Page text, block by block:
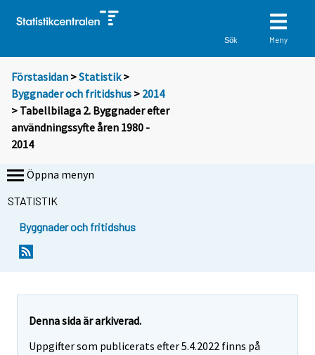
Sök Meny
Förstasidan >Statistik >
Byggnader och fritidshus > 2014
> Tabellbilaga 2. Byggnader efter
användningssyfte åren 1980 -
2014
Öppna menyn
STATISTIK
Byggnader och fritidshus
Denna sida är arkiverad.
Uppgifter som publicerats efter 5.4.2022 finns på